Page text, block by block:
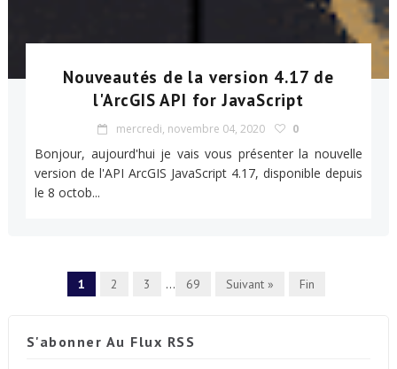
Nouveautés de la version 4.17 de
l'ArcGIS API for JavaScript
mercredi, novembre 04, 2020 0
Bonjour, aujourd'hui je vais vous présenter la nouvelle
version de l'API ArcGIS JavaScript 4.17, disponible depuis
le 8 octob...
1 2 3 ... 69 Suivant » Fin
S'abonner Au Flux RSS